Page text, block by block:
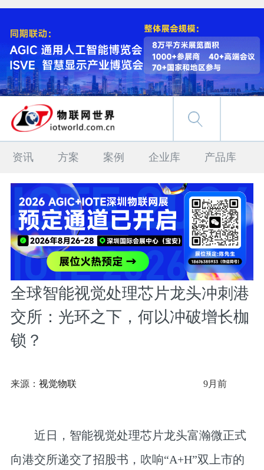
资讯 方案 案例 企业库 产品库
全球智能视觉处理芯片龙头冲刺港
交所：光环之下，何以冲破增长枷
锁？
来源： 视觉物联 9月前
近日，智能视觉处理芯片龙头富瀚微正式
向港交所递交了招股书，吹响“A+H”双上市的